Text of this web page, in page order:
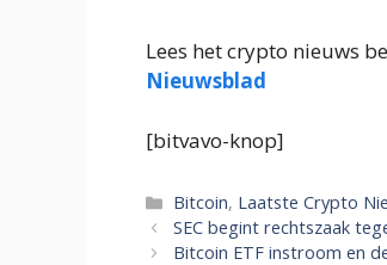
Lees het crypto nieuws
Nieuwsblad
[bitvavo-knop]
Categorieën
Bitcoin, Laatste Crypto
SEC begint rechtszaak
Bitcoin ETF instroom en